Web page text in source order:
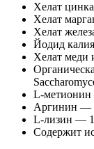
Хелат
Хелат
Хелат
Йодид
Хелат меди
L-
Аргинин —
L-лизин —
Содержит